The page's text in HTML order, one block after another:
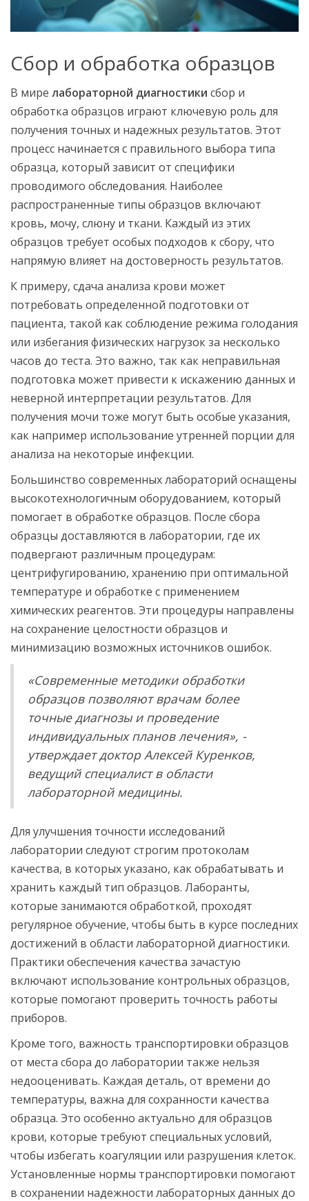
Сбор и обработка образцов
В мире лабораторной диагностики сбор и
обработка образцов играют ключевую роль для
получения точных и надежных результатов. Этот
процесс начинается с правильного выбора типа
образца, который зависит от специфики
проводимого обследования. Наиболее
распространенные типы образцов включают
кровь, мочу, слюну и ткани. Каждый из этих
образцов требует особых подходов к сбору, что
напрямую влияет на достоверность результатов.
К примеру, сдача анализа крови может
потребовать определенной подготовки от
пациента, такой как соблюдение режима голодания
или избегания физических нагрузок за несколько
часов до теста. Это важно, так как неправильная
подготовка может привести к искажению данных и
неверной интерпретации результатов. Для
получения мочи тоже могут быть особые указания,
как например использование утренней порции для
анализа на некоторые инфекции.
Большинство современных лабораторий оснащены
высокотехнологичным оборудованием, который
помогает в обработке образцов. После сбора
образцы доставляются в лаборатории, где их
подвергают различным процедурам:
центрифугированию, хранению при оптимальной
температуре и обработке с применением
химических реагентов. Эти процедуры направлены
на сохранение целостности образцов и
минимизацию возможных источников ошибок.
«Современные методики обработки
образцов позволяют врачам более
точные диагнозы и проведение
индивидуальных планов лечения», -
утверждает доктор Алексей Куренков,
ведущий специалист в области
лабораторной медицины.
Для улучшения точности исследований
лаборатории следуют строгим протоколам
качества, в которых указано, как обрабатывать и
хранить каждый тип образцов. Лаборанты,
которые занимаются обработкой, проходят
регулярное обучение, чтобы быть в курсе последних
достижений в области лабораторной диагностики.
Практики обеспечения качества зачастую
включают использование контрольных образцов,
которые помогают проверить точность работы
приборов.
Кроме того, важность транспортировки образцов
от места сбора до лаборатории также нельзя
недооценивать. Каждая деталь, от времени до
температуры, важна для сохранности качества
образца. Это особенно актуально для образцов
крови, которые требуют специальных условий,
чтобы избегать коагуляции или разрушения клеток.
Установленные нормы транспортировки помогают
в сохранении надежности лабораторных данных до